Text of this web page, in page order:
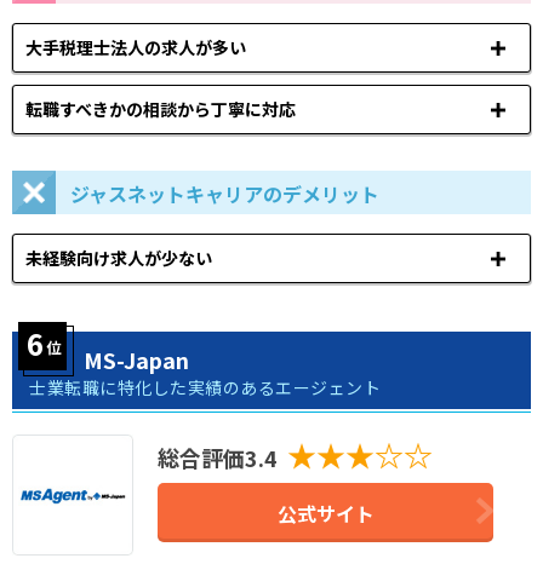
大手税理士法人の求人が多い
転職すべきかの相談から丁寧に対応
ジャスネットキャリアのデメリット
未経験向け求人が少ない
MS-Japan
士業転職に特化した実績のあるエージェント
総合評価3.4 ★★★☆☆
公式サイト